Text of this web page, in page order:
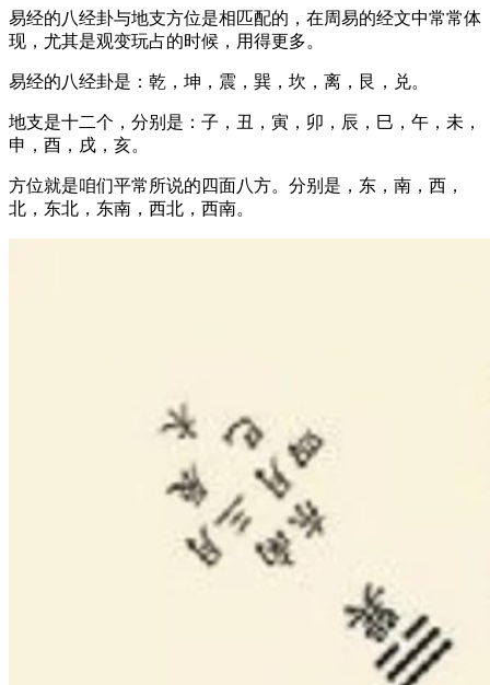
易经的八经卦与地支方位是相匹配的，在周易的经文中常常体
现，尤其是观变玩占的时候，用得更多。
易经的八经卦是：乾，坤，震，巽，坎，离，艮，兑。
地支是十二个，分别是：子，丑，寅，卯，辰，巳，午，未，
申，酉，戌，亥。
方位就是咱们平常所说的四面八方。分别是，东，南，西，
北，东北，东南，西北，西南。